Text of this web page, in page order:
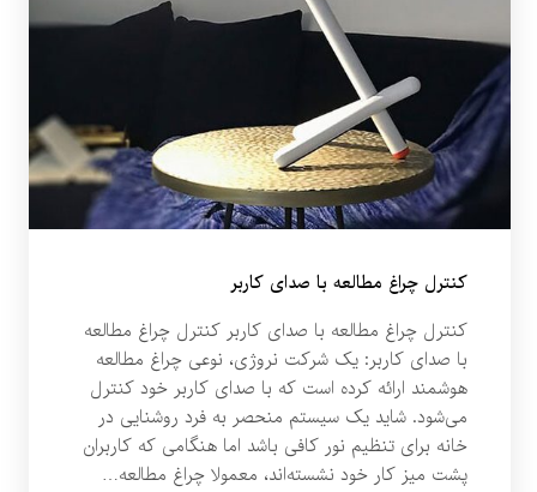
کنترل چراغ مطالعه‌ با صدای کاربر
کنترل چراغ مطالعه‌ با صدای کاربر کنترل چراغ مطالعه‌
با صدای کاربر: یک شرکت نروژی، نوعی چراغ مطالعه
هوشمند ارائه کرده است که با صدای کاربر خود کنترل
می‌شود. شاید یک سیستم منحصر به فرد روشنایی در
خانه برای تنظیم نور کافی باشد اما هنگامی که کاربران
پشت میز کار خود نشسته‌اند، معمولا چراغ مطالعه…